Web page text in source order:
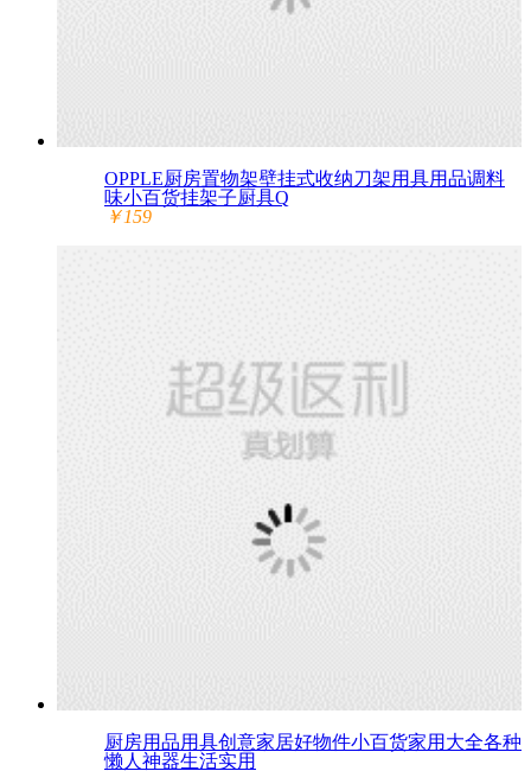
OPPLE厨房置物架壁挂式收纳刀架用具用品调料
味小百货挂架子厨具Q
￥159
厨房用品用具创意家居好物件小百货家用大全各种
懒人神器生活实用